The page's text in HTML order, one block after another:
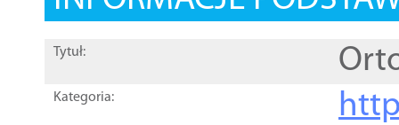
Tytuł:
Kategoria: